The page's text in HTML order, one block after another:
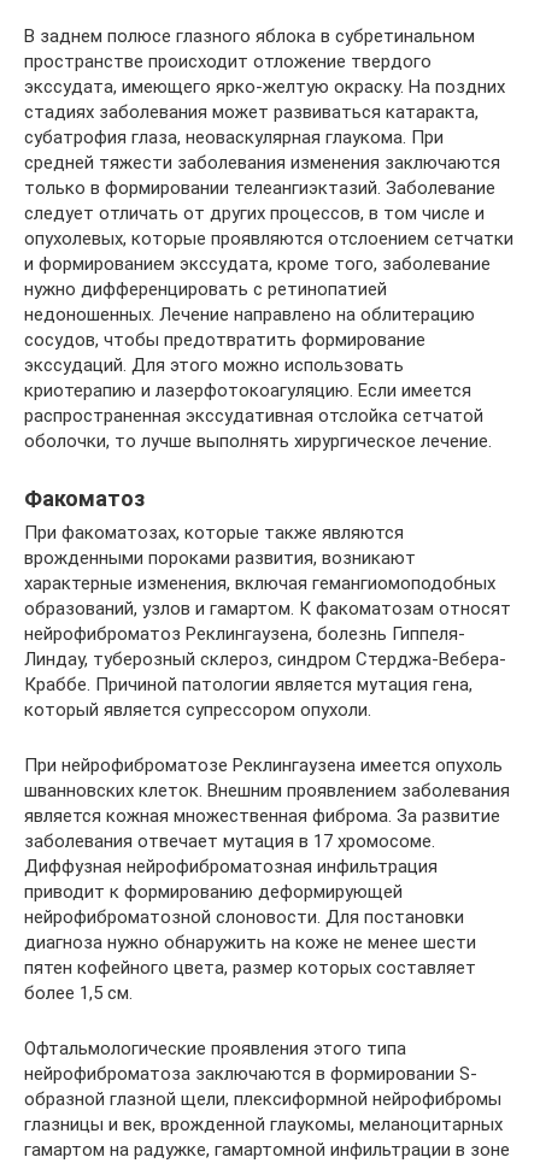
В заднем полюсе глазного яблока в субретинальном
пространстве происходит отложение твердого
экссудата, имеющего ярко-желтую окраску. На поздних
стадиях заболевания может развиваться катаракта,
субатрофия глаза, неоваскулярная глаукома. При
средней тяжести заболевания изменения заключаются
только в формировании телеангиэктазий. Заболевание
следует отличать от других процессов, в том числе и
опухолевых, которые проявляются отслоением сетчатки
и формированием экссудата, кроме того, заболевание
нужно дифференцировать с ретинопатией
недоношенных. Лечение направлено на облитерацию
сосудов, чтобы предотвратить формирование
экссудаций. Для этого можно использовать
криотерапию и лазерфотокоагуляцию. Если имеется
распространенная экссудативная отслойка сетчатой
оболочки, то лучше выполнять хирургическое лечение.
Факоматоз
При факоматозах, которые также являются
врожденными пороками развития, возникают
характерные изменения, включая гемангиомоподобных
образований, узлов и гамартом. К факоматозам относят
нейрофиброматоз Реклингаузена, болезнь Гиппеля-
Линдау, туберозный склероз, синдром Стерджа-Вебера-
Краббе. Причиной патологии является мутация гена,
который является супрессором опухоли.
При нейрофиброматозе Реклингаузена имеется опухоль
шванновских клеток. Внешним проявлением заболевания
является кожная множественная фиброма. За развитие
заболевания отвечает мутация в 17 хромосоме.
Диффузная нейрофиброматозная инфильтрация
приводит к формированию деформирующей
нейрофиброматозной слоновости. Для постановки
диагноза нужно обнаружить на коже не менее шести
пятен кофейного цвета, размер которых составляет
более 1,5 см.
Офтальмологические проявления этого типа
нейрофиброматоза заключаются в формировании S-
образной глазной щели, плексиформной нейрофибромы
глазницы и век, врожденной глаукомы, меланоцитарных
гамартом на радужке, гамартомной инфильтрации в зоне